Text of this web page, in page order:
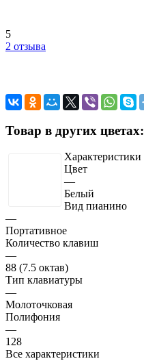
5
2 отзыва
Товар в других цветах:
Характеристики
Цвет
—
Белый
Вид пианино
—
Портативное
Количество клавиш
—
88 (7.5 октав)
Тип клавиатуры
—
Молоточковая
Полифония
—
128
Все характеристики